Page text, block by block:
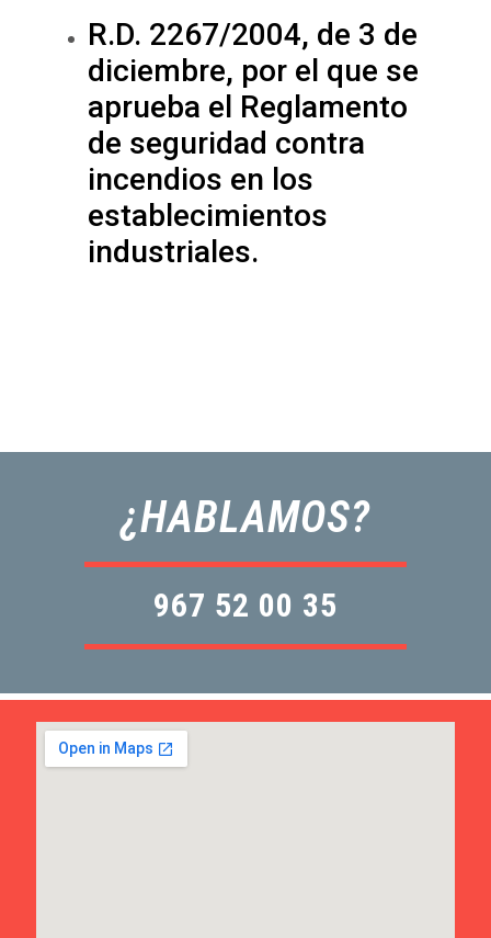
R.D. 2267/2004, de 3 de
diciembre, por el que se
aprueba el Reglamento
de seguridad contra
incendios en los
establecimientos
industriales.
¿HABLAMOS?
967 52 00 35